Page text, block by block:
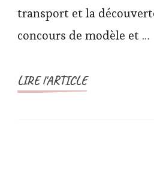
transport et la
concours de modèle et …
LIRE l'ARTICLE